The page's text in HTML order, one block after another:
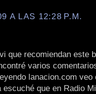
A LAS 12:28 P.M.
que recomiendan este
varios
lanacion.com veo
que en Radio